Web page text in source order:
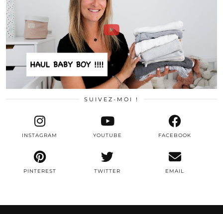
SUIVEZ-MOI !
TWITTER
INSTAGRAM FACEBOOK
PINTEREST
YOUTUBE
EMAIL